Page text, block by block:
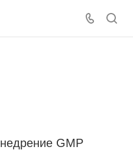
GMP